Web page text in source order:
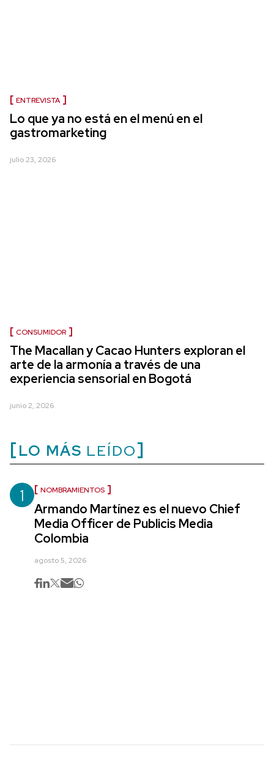
ENTREVISTA
Lo que ya no está en el menú en el
gastromarketing
julio 23, 2026
CONSUMIDOR
The Macallan y Cacao Hunters exploran el
arte de la armonía a través de una
experiencia sensorial en Bogotá
junio 2, 2026
LO MÁS LEÍDO
1 NOMBRAMIENTOS
Armando Martínez es el nuevo Chief
Media Officer de Publicis Media
Colombia
agosto 5, 2026